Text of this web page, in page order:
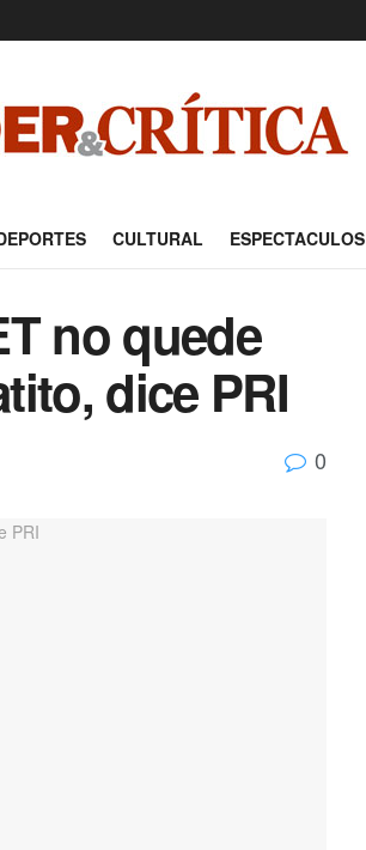
CULTURAL ESPECTACULOS
no quede
dice PRI
0